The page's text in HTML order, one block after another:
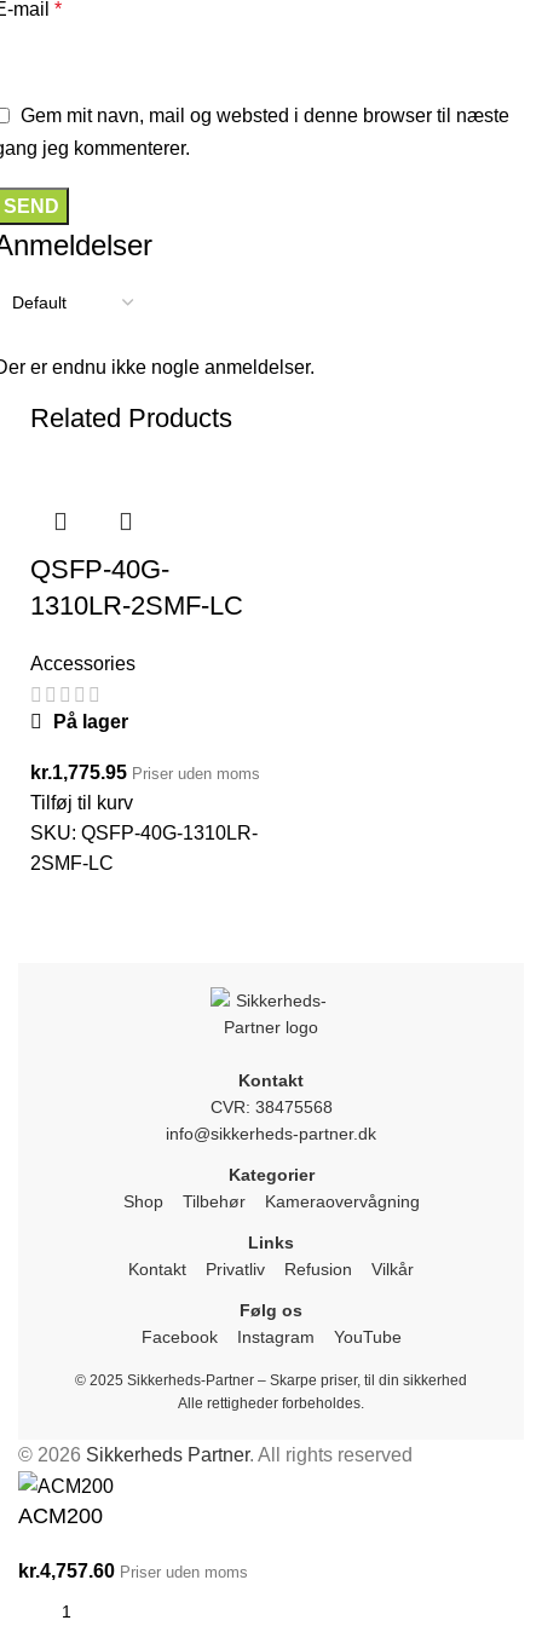
er endnu ikke nogle anmeldelser.
mail *
Gem mit navn, mail og websted i denne browser til næste
jeg kommenterer.
Related Products
QSFP-40G-
1310LR-2SMF-LC
Accessories
På lager
kr.1,775.95 Priser uden moms
Tilføj til kurv
SKU: QSFP-40G-1310LR-
2SMF-LC
Kontakt
CVR: 38475568
info@sikkerheds-partner.dk
Kategorier
Shop
Tilbehør Kameraovervågning
Links
Kontakt
Privatliv Refusion Vilkår
Følg os
Facebook
Instagram YouTube
© 2025 Sikkerheds-Partner – Skarpe priser, til din sikkerhed
Alle rettigheder forbeholdes.
© 2026 Sikkerheds Partner. All rights reserved
ACM200
kr.4,757.60 Priser uden moms